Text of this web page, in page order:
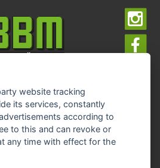
ändern
Achim
Steiff-Allee 1
website tracking
its services, constantly
according to
to this and can revoke or
any time with effect for the